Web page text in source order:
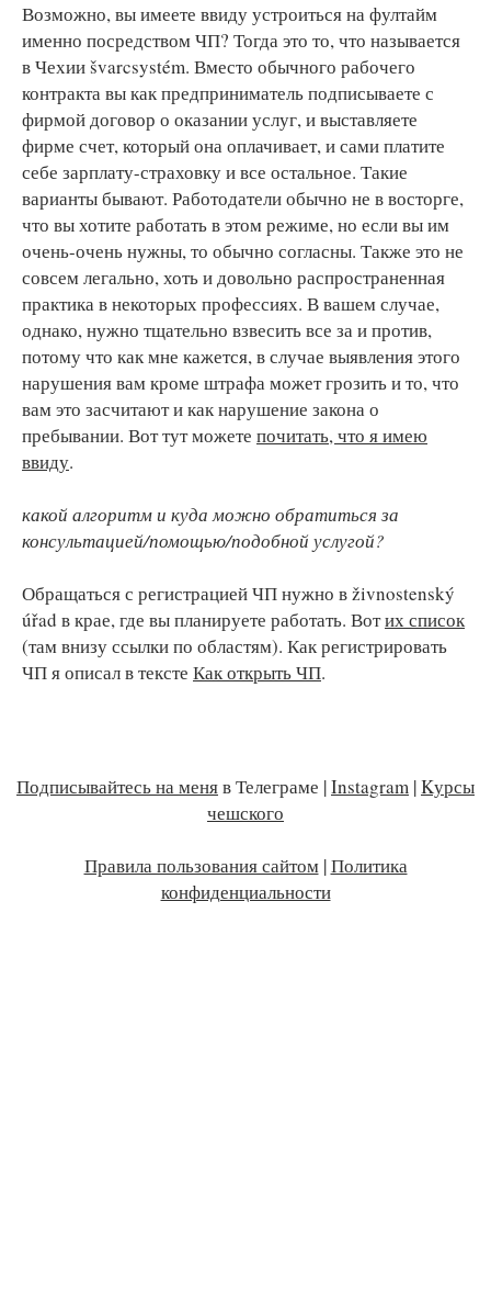
Возможно, вы имеете ввиду устроиться на фултайм
именно посредством ЧП? Тогда это то, что называется
в Чехии švarcsystém. Вместо обычного рабочего
контракта вы как предприниматель подписываете с
фирмой договор о оказании услуг, и выставляете
фирме счет, который она оплачивает, и сами платите
себе зарплату-страховку и все остальное. Такие
варианты бывают. Работодатели обычно не в восторге,
что вы хотите работать в этом режиме, но если вы им
очень-очень нужны, то обычно согласны. Также это не
совсем легально, хоть и довольно распространенная
практика в некоторых профессиях. В вашем случае,
однако, нужно тщательно взвесить все за и против,
потому что как мне кажется, в случае выявления этого
нарушения вам кроме штрафа может грозить и то, что
вам это засчитают и как нарушение закона о
пребывании. Вот тут можете почитать, что я имею
ввиду.
какой алгоритм и куда можно обратиться за
консультацией/помощью/подобной услугой?
Обращаться с регистрацией ЧП нужно в živnostenský
úřad в крае, где вы планируете работать. Вотих список
(там внизу ссылки по областям). Как регистрировать
ЧП я описал в тексте Как открыть ЧП.
Подписывайтесь на меняв Телеграме |Instagram |Kурсы
чешского
Правила пользования сайтом|Политика
конфиденциальности